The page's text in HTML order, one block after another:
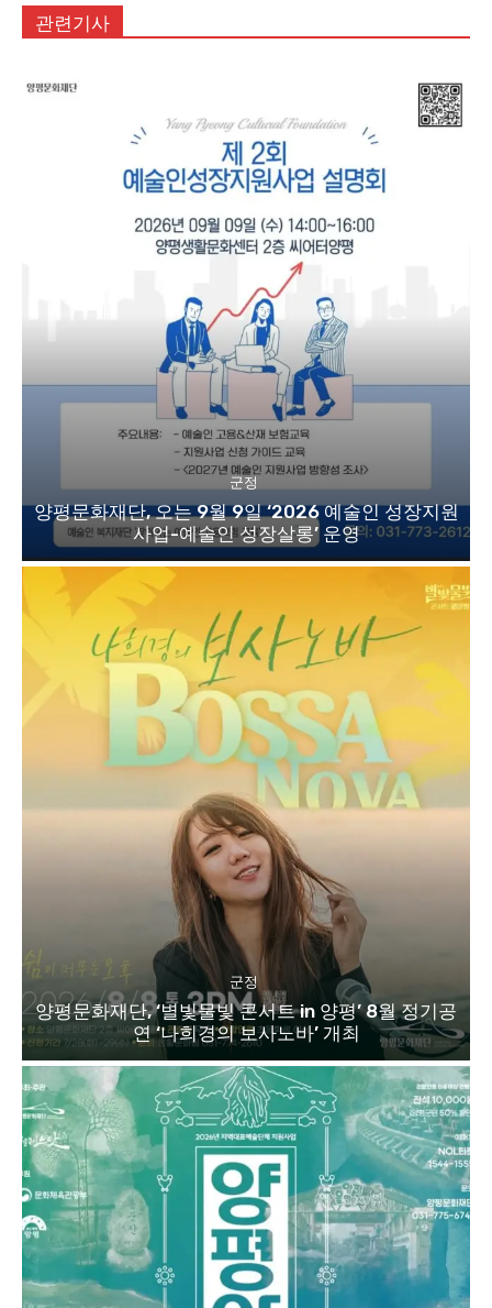
관련기사
군정
양평문화재단, 오는 9월 9일 ‘2026 예술인 성장지원
사업-예술인 성장살롱’ 운영
군정
양평문화재단, ‘별빛물빛 콘서트 in 양평’ 8월 정기공
연 ‘나희경의 보사노바’ 개최